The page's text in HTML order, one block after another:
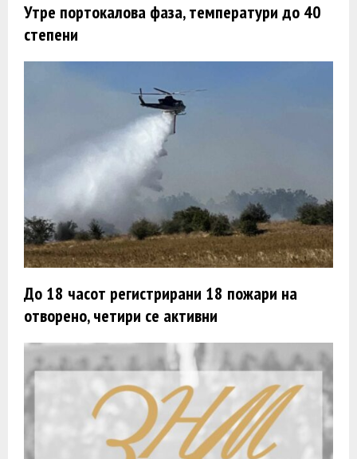
Утре портокалова фаза, температури до 40
степени
До 18 часот регистрирани 18 пожари на
отворено, четири се активни